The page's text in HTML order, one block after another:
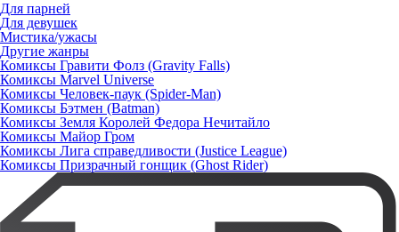
Для парней
Для девушек
Мистика/ужасы
Другие жанры
Комиксы Гравити Фолз (Gravity Falls)
Комиксы Marvel Universe
Комиксы Человек-паук (Spider-Man)
Комиксы Бэтмен (Batman)
Комиксы Земля Королей Федора Нечитайло
Комиксы Майор Гром
Комиксы Лига справедливости (Justice League)
Комиксы Призрачный гонщик (Ghost Rider)